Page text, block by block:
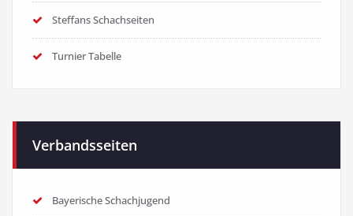
Steffans Schachseiten
Turnier Tabelle
Verbandsseiten
Bayerische Schachjugend